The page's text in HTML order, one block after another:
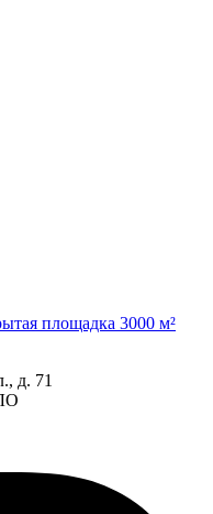
площадка 3000 м²
д. 71